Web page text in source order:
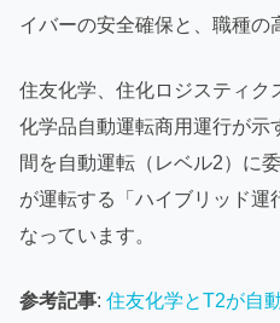
イバーの安全確保と、職種の
住友化学、住化ロジスティク
化学品自動運転商用運行が示
間を自動運転（レベル2）に
が運転する「ハイブリッド運
なっています。
参考記事: 住友化学とT2が自